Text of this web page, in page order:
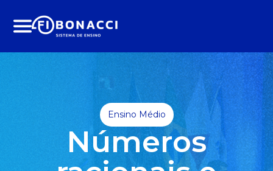
Menu
Ensino Médio
Números